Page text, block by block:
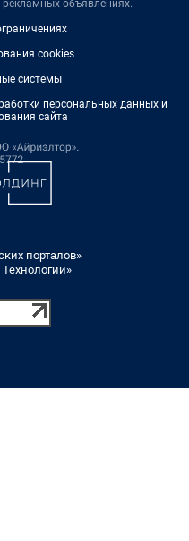
объявлениях.
cookies
системы
персональных данных и
сайта
порталов»